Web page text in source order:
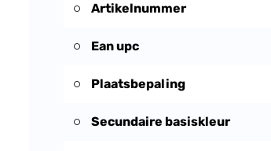
Artikelnummer
Ean upc
Plaatsbepaling
Secundaire basiskleur